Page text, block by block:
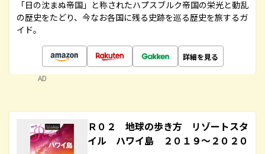
「日の沈まぬ帝国」と称されたハプスブルク帝国の栄光と動乱
の歴史をたどり、今なお各国に残る史跡を巡る歴史を旅するガ
イド。
詳細を見る
AD
Ｒ０２ 地球の歩き方 リゾートスタ
イル ハワイ島 ２０１９～２０２０